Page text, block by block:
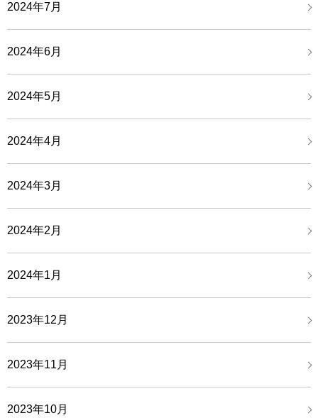
2024年7月
2024年6月
2024年5月
2024年4月
2024年3月
2024年2月
2024年1月
2023年12月
2023年11月
2023年10月